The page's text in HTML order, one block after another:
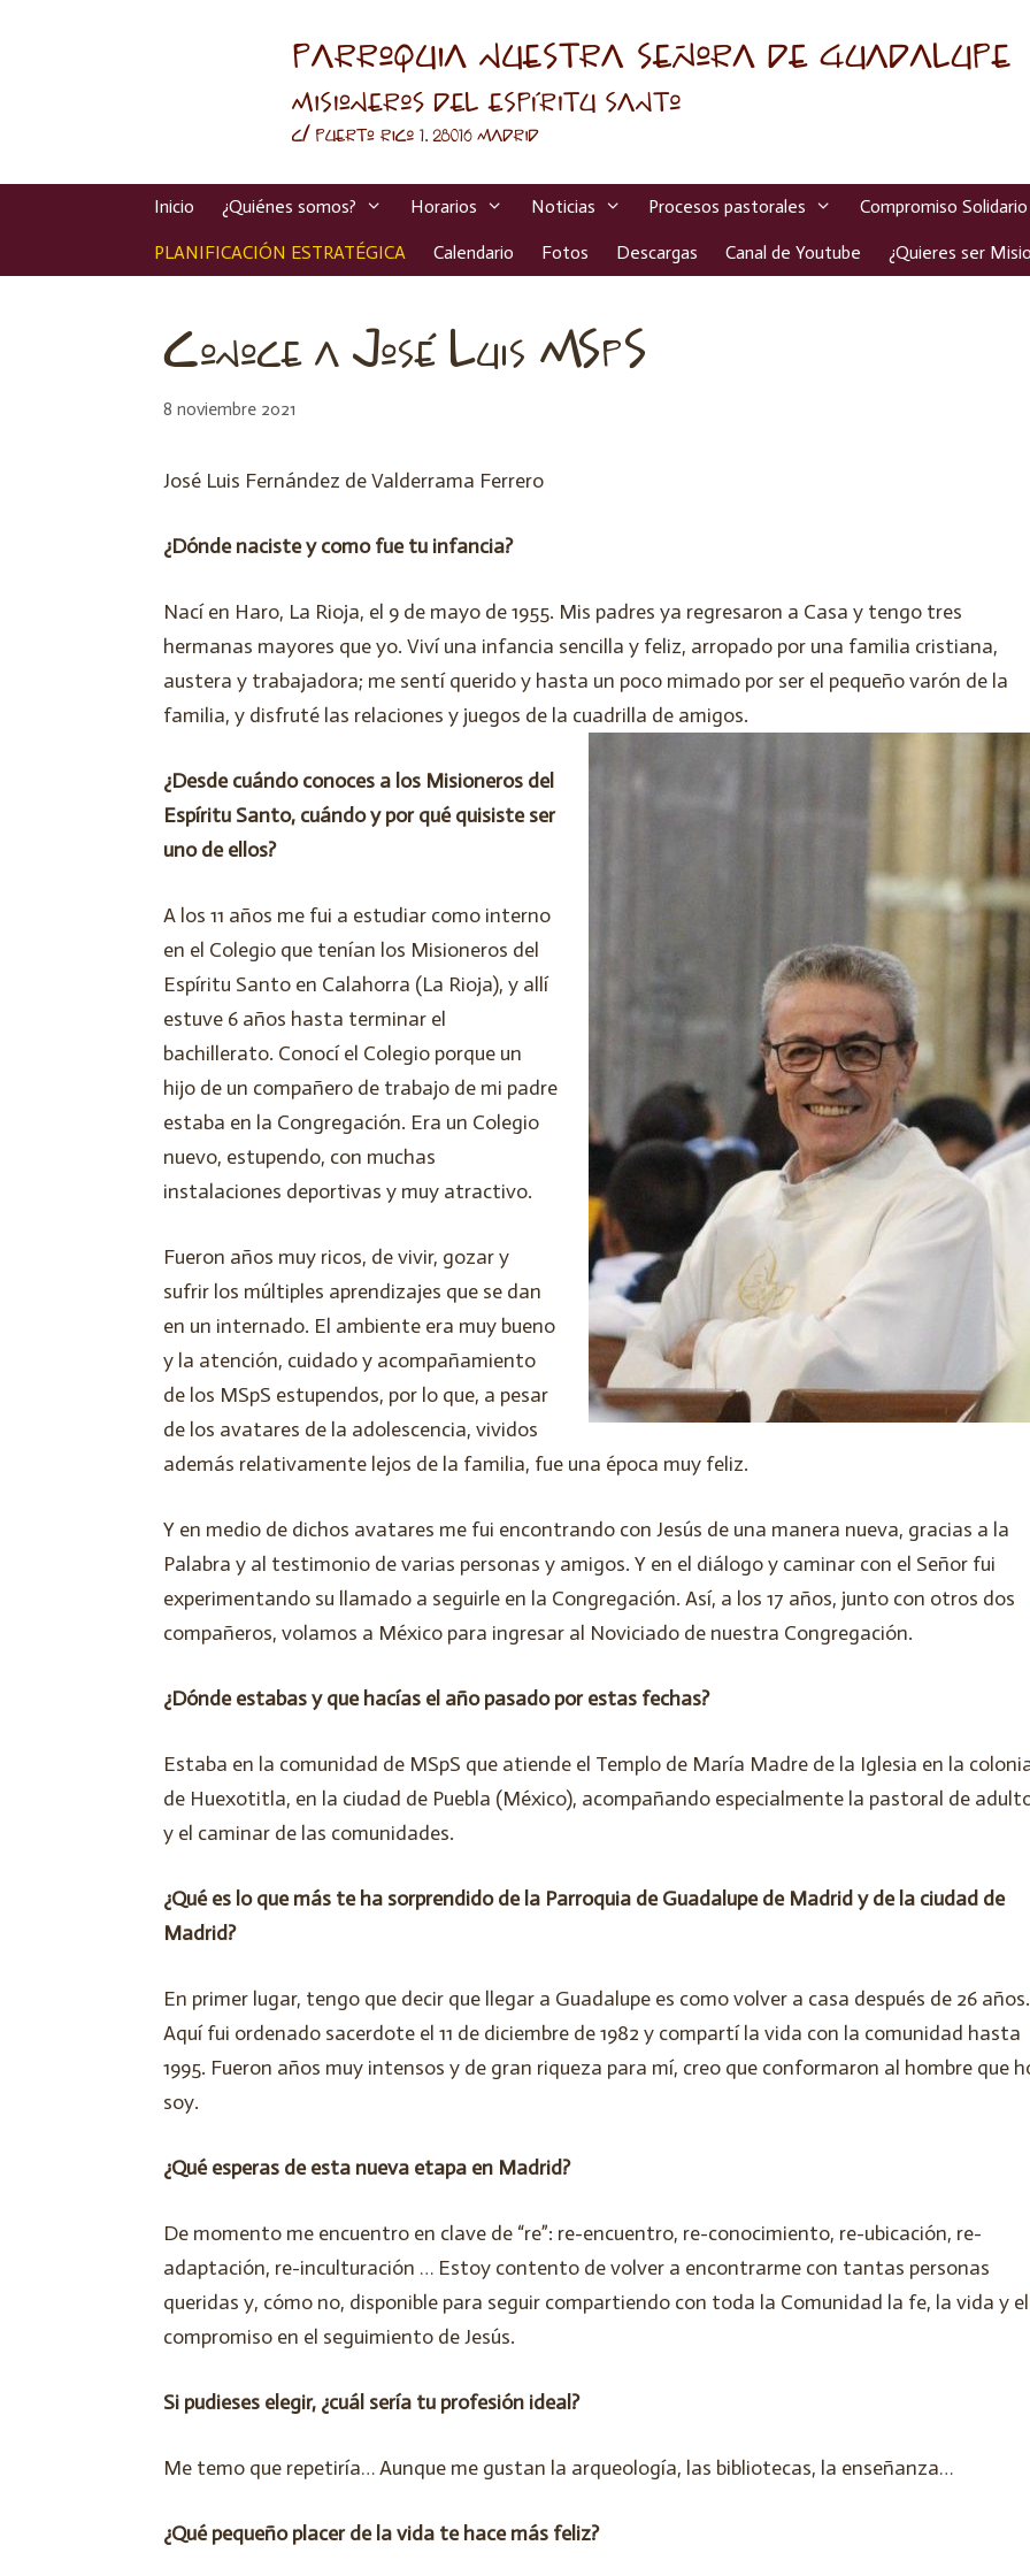
Inicio ¿Quiénes somos? Horarios Noticias Procesos pastorales Compromiso Solidario
PLANIFICACIÓN ESTRATÉGICA Calendario Fotos Descargas Canal de Youtube ¿Quieres ser
Conoce a José Luis MSpS
8 noviembre 2021
José Luis Fernández de Valderrama Ferrero
¿Dónde naciste y como fue tu infancia?
Nací en Haro, La Rioja, el 9 de mayo de 1955. Mis padres ya regresaron a Casa y tengo tres
hermanas mayores que yo. Viví una infancia sencilla y feliz, arropado por una familia cristiana,
austera y trabajadora; me sentí querido y hasta un poco mimado por ser el pequeño varón de la
familia, y disfruté las relaciones y juegos de la cuadrilla de amigos.
¿Desde cuándo conoces a los Misioneros del
Espíritu Santo, cuándo y por qué quisiste ser
uno de ellos?
A los 11 años me fui a estudiar como interno
en el Colegio que tenían los Misioneros del
Espíritu Santo en Calahorra (La Rioja), y allí
estuve 6 años hasta terminar el
bachillerato. Conocí el Colegio porque un
hijo de un compañero de trabajo de mi padre
estaba en la Congregación. Era un Colegio
nuevo, estupendo, con muchas
instalaciones deportivas y muy atractivo.
Fueron años muy ricos, de vivir, gozar y
sufrir los múltiples aprendizajes que se dan
en un internado. El ambiente era muy bueno
y la atención, cuidado y acompañamiento
de los MSpS estupendos, por lo que, a pesar
de los avatares de la adolescencia, vividos
además relativamente lejos de la familia, fue una época muy feliz.
Y en medio de dichos avatares me fui encontrando con Jesús de una manera nueva, gracias a la
Palabra y al testimonio de varias personas y amigos. Y en el diálogo y caminar con el Señor fui
experimentando su llamado a seguirle en la Congregación. Así, a los 17 años, junto con otros dos
compañeros, volamos a México para ingresar al Noviciado de nuestra Congregación.
¿Dónde estabas y que hacías el año pasado por estas fechas?
Estaba en la comunidad de MSpS que atiende el Templo de María Madre de la Iglesia en la
de Huexotitla, en la ciudad de Puebla (México), acompañando especialmente la pastoral de
y el caminar de las comunidades.
¿Qué es lo que más te ha sorprendido de la Parroquia de Guadalupe de Madrid y de la ciudad de
Madrid?
En primer lugar, tengo que decir que llegar a Guadalupe es como volver a casa después de 26 años.
Aquí fui ordenado sacerdote el 11 de diciembre de 1982 y compartí la vida con la comunidad hasta
1995. Fueron años muy intensos y de gran riqueza para mí, creo que conformaron al hombre que
soy.
¿Qué esperas de esta nueva etapa en Madrid?
De momento me encuentro en clave de “re”: re-encuentro, re-conocimiento, re-ubicación, re-
adaptación, re-inculturación … Estoy contento de volver a encontrarme con tantas personas
queridas y, cómo no, disponible para seguir compartiendo con toda la Comunidad la fe, la vida y el
compromiso en el seguimiento de Jesús.
Si pudieses elegir, ¿cuál sería tu profesión ideal?
Me temo que repetiría… Aunque me gustan la arqueología, las bibliotecas, la enseñanza…
¿Qué pequeño placer de la vida te hace más feliz?